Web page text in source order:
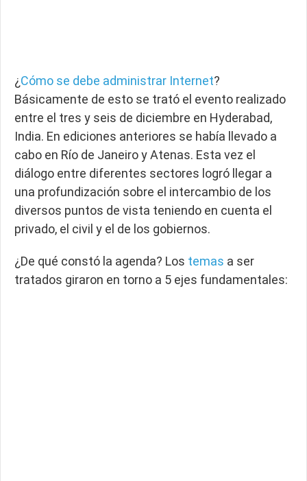
¿Cómo se debe administrar Internet?
Básicamente de esto se trató el evento realizado
entre el tres y seis de diciembre en Hyderabad,
India. En ediciones anteriores se había llevado a
cabo en Río de Janeiro y Atenas. Esta vez el
diálogo entre diferentes sectores logró llegar a
una profundización sobre el intercambio de los
diversos puntos de vista teniendo en cuenta el
privado, el civil y el de los gobiernos.
¿De qué constó la agenda? Los temas a ser
tratados giraron en torno a 5 ejes fundamentales: